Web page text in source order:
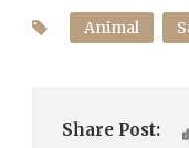
Animal
Share Post: